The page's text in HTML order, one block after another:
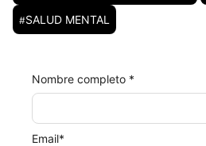
#SALUD MENTAL
Nombre completo *
Email*